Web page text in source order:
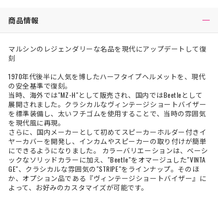
商品情報
マルシンのレジェンダリーな名品を現代にアップデートして復
刻
1970年代後半に人気を博したハーフタイプヘルメットを、現代
の安全基準で復刻。
当時、海外では"MZ-H"として販売され、国内ではBeetleとして
展開されました。クラシカルなヴィンテージショートバイザー
を標準装備し、太いフチゴムを使用することで、当時の雰囲気
を現代風に再現。
さらに、国内メーカーとして初めてスピーカーホルダー付きイ
ヤーカバーを開発し、インカムやスピーカーの取り付けが簡単
にできるようになりました。 カラーバリエーションは、ベーシ
ックなソリッドカラーに加え、"Beetle"をオマージュした"VINTA
GE"、クラシカルな雰囲気の"STRIPE"をラインナップ。そのほ
か、オプション品である『ヴィンテージショートバイザー』に
よって、お好みのカスタマイズが可能です。